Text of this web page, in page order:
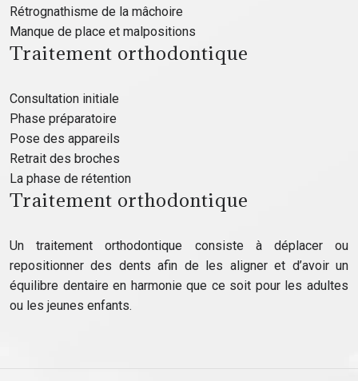
Rétrognathisme de la mâchoire
Manque de place et malpositions
Traitement orthodontique
Consultation initiale
Phase préparatoire
Pose des appareils
Retrait des broches
La phase de rétention
Traitement orthodontique
Un traitement orthodontique consiste à déplacer ou
repositionner des dents afin de les aligner et d’avoir un
équilibre dentaire en harmonie que ce soit pour les adultes
ou les jeunes enfants.